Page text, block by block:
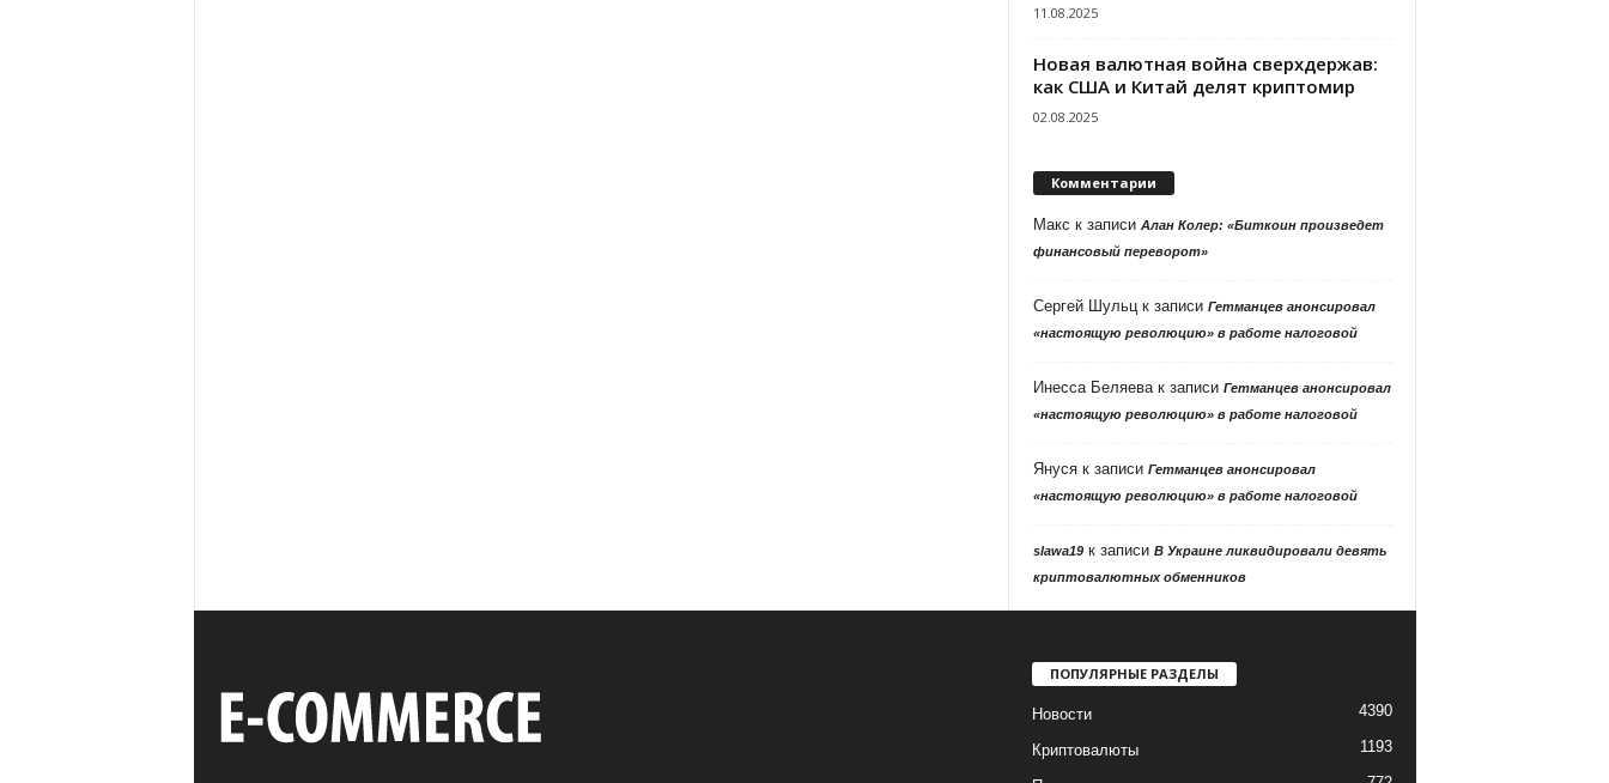
11.08.2025
Новая валютная война сверхдержав:
как США и Китай делят криптомир
02.08.2025
Комментарии
Макс к записи Алан Колер: «Биткоин произведет
финансовый переворот»
Сергей Шульцк записи Гетманцев анонсировал
«настоящую революцию» в работе налоговой
Инесса Беляевак записи Гетманцев анонсировал
«настоящую революцию» в работе налоговой
Янусяк записи Гетманцев анонсировал
«настоящую революцию» в работе налоговой
slawa19к записи В Украине ликвидировали девять
криптовалютных обменников
ПОПУЛЯРНЫЕ РАЗДЕЛЫ
Новости 4390
Криптовалюты 1193